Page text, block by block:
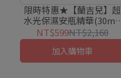
限時特惠★【蘭吉兒】超
水光保濕安瓶精華(30ml/
瓶)X3入組
NT$599NT$2,160
加入購物車